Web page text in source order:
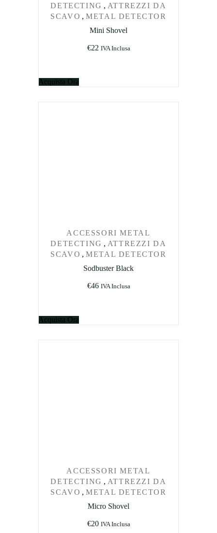
DETECTING , ATTREZZI DA
SCAVO ,METAL DETECTOR
Mini Shovel
€22 IVA Inclusa
Acquista Ora
ACCESSORI METAL
DETECTING , ATTREZZI DA
SCAVO ,METAL DETECTOR
Sodbuster Black
€46 IVA Inclusa
Acquista Ora
ACCESSORI METAL
DETECTING , ATTREZZI DA
SCAVO ,METAL DETECTOR
Micro Shovel
€20 IVA Inclusa